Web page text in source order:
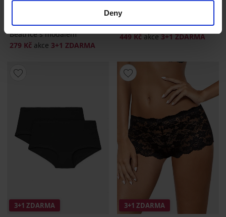
Deny
4,9
Kalhotky s nohavičkou
Beatrice s modalem
279 Kč akce 3+1 ZDARMA
Boxerky Sarah s krajkou
449 Kčakce 3+1 ZDARMA
3+1 ZDARMA 3+1 ZDARMA